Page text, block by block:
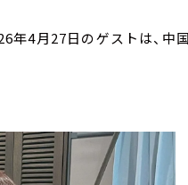
年4月27日のゲストは、中